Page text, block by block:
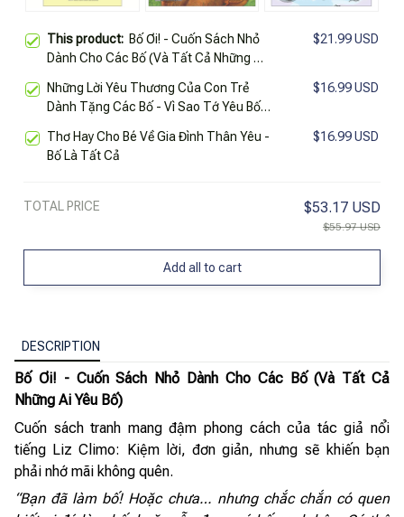
This product: Bố Ơi! - Cuốn Sách Nhỏ
Dành Cho Các Bố (Và Tất Cả Những Ai
$21.99 USD
Những Lời Yêu Thương Của Con Trẻ
Dành Tặng Các Bố - Vì Sao Tớ Yêu Bố
$16.99 USD
Thơ Hay Cho Bé Về Gia Đình Thân Yêu -
Bố Là Tất Cả
$16.99 USD
TOTAL PRICE $53.17 USD
$55.97 USD
Add all to cart
DESCRIPTION
Bố Ơi! - Cuốn Sách Nhỏ Dành Cho Các Bố (Và Tất Cả
Những Ai Yêu Bố)
Cuốn sách tranh mang đậm phong cách của tác giả nổi
tiếng Liz Climo: Kiệm lời, đơn giản, nhưng sẽ khiến bạn
phải nhớ mãi không quên.
“Bạn đã làm bố! Hoặc chưa… nhưng chắc chắn có quen